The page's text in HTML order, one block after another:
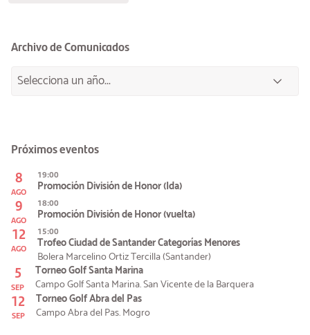
Archivo de Comunicados
Próximos eventos
8
AGO
19:00
Promoción División de Honor (Ida)
9
AGO
18:00
Promoción División de Honor (vuelta)
12
AGO
15:00
Trofeo Ciudad de Santander Categorías Menores
Bolera Marcelino Ortiz Tercilla (Santander)
5
SEP
Torneo Golf Santa Marina
Campo Golf Santa Marina. San Vicente de la Barquera
12
SEP
Torneo Golf Abra del Pas
Campo Abra del Pas. Mogro